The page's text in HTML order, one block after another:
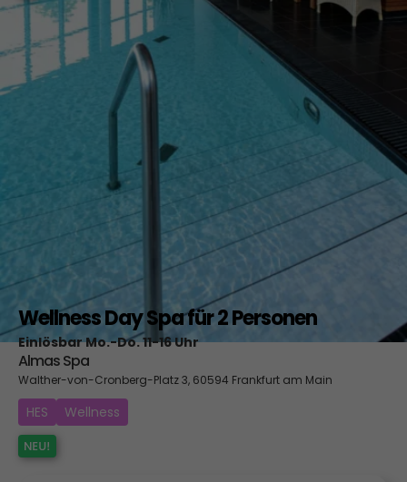
Wellness Day Spa für 2 Personen
Einlösbar Mo.-Do. 11-16 Uhr
Almas Spa
Walther-von-Cronberg-Platz 3, 60594 Frankfurt am Main
HES Wellness